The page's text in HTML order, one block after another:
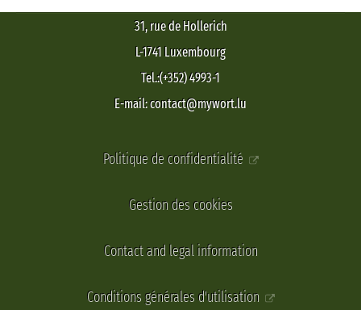
31, rue de Hollerich
L-1741 Luxembourg
Tel.:(+352) 4993-1
E-mail: contact@mywort.lu
Politique de confidentialité
Gestion des cookies
Contact and legal information
Conditions générales d'utilisation